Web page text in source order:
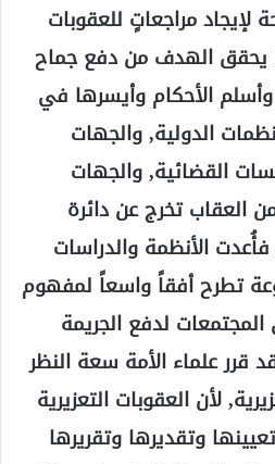
لإيجاد مراجعاتٍ للعقوبات
يحقق الهدف من دفع جماح
الأحكام وأيسرها في
الدولية, والجهات
القضائية, والجهات
العقاب تخرج عن دائرة
الأنظمة والدراسات
تطرح أفقاً واسعاً لمفهوم
لدفع الجريمة
قرر علماء الأمة سعة النظر
لأن العقوبات التعزيرية
وتقديرها وتقريرها